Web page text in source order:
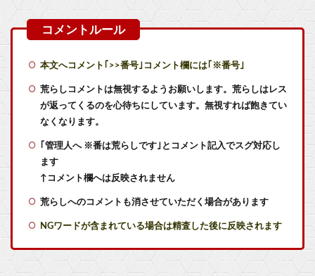
【艦これ】ジャージ鹿島 他
【艦これ】差し入れゴトさん 他
FE万紫千紅、難易度が「ノーマル」と「ハード」のみの模様
同級生が食われた………。
本文へコメント｢>>番号｣コメント欄には｢※番号｣
荒らしコメントは無視するようお願いします。荒らしはレス
が返ってくるのを心待ちにしています。無視すれば飽きてい
なくなります。
｢管理人へ ※番は荒らしです｣とコメント記入でスグ対応し
ます
↑コメント欄へは反映されません
荒らしへのコメントも消させていただく場合があります
NGワードが含まれている場合は精査した後に反映されます